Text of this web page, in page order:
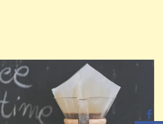
ズドライは万能ではな
です。
の含水量（％）：乾燥し